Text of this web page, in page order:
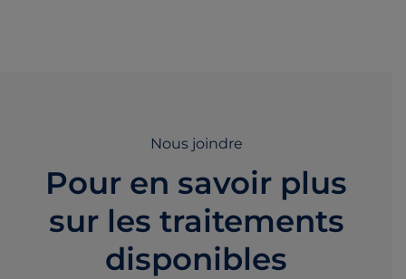
Nous joindre
Pour en savoir plus
sur les traitements
disponibles